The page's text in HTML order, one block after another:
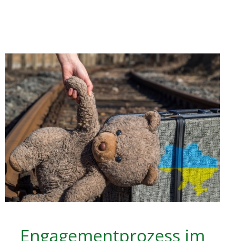
Engagementprozess im